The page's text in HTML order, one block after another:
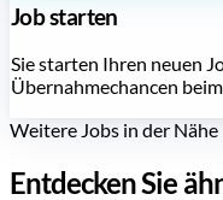
Job starten
Sie starten Ihren neuen
Übernahmechancen
Weitere Jobs in der Nähe
Entdecken Sie